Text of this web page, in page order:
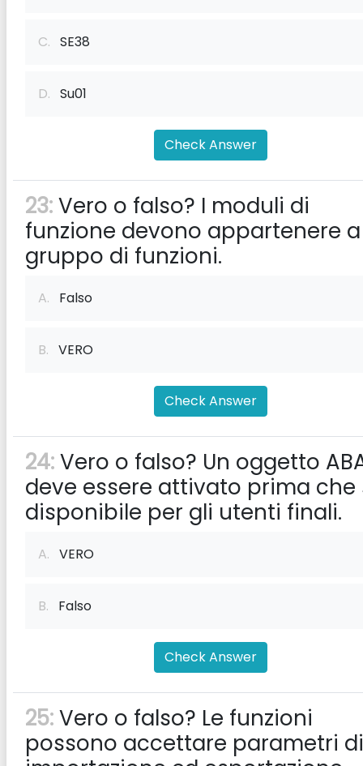
C. SE38
D. Su01
Check Answer
23:Vero o falso? I moduli di
funzione devono appartenere
gruppo di funzioni.
A. Falso
B. VERO
Check Answer
24:Vero o falso? Un oggetto
deve essere attivato prima che
disponibile per gli utenti finali.
A. VERO
B. Falso
Check Answer
25:Vero o falso? Le funzioni
possono accettare parametri di